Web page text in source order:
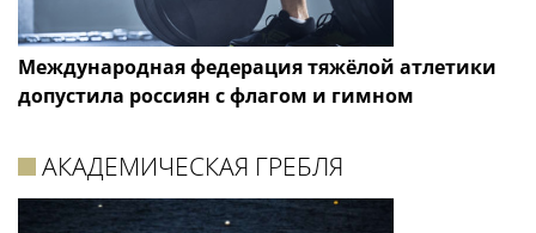
Международная федерация тяжёлой атлетики
допустила россиян с флагом и гимном
АКАДЕМИЧЕСКАЯ ГРЕБЛЯ